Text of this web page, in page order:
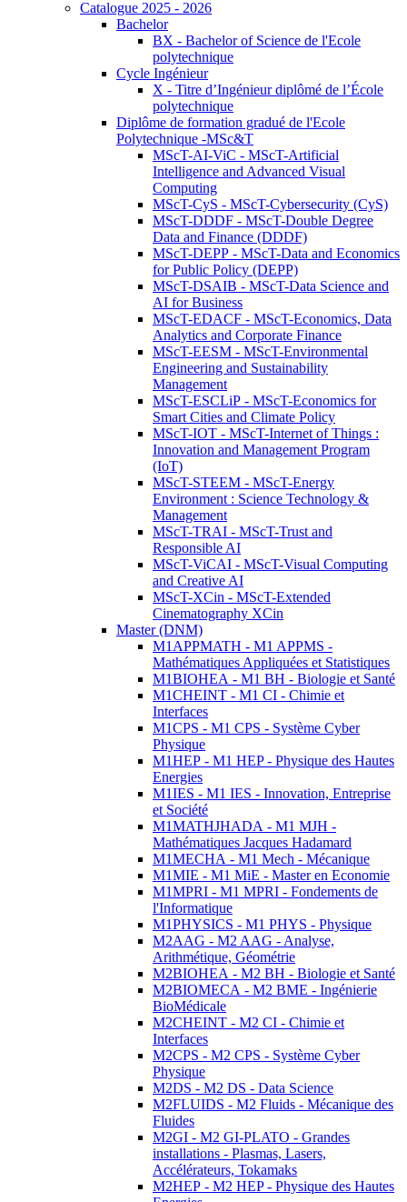
Catalogue 2025 - 2026
Bachelor
BX - Bachelor of Science de l'Ecole
polytechnique
Cycle Ingénieur
X - Titre d’Ingénieur diplômé de l’École
polytechnique
Diplôme de formation gradué de l'Ecole
Polytechnique -MSc&T
MScT-AI-ViC - MScT-Artificial
Intelligence and Advanced Visual
Computing
MScT-CyS - MScT-Cybersecurity (CyS)
MScT-DDDF - MScT-Double Degree
Data and Finance (DDDF)
MScT-DEPP - MScT-Data and Economics
for Public Policy (DEPP)
MScT-DSAIB - MScT-Data Science and
AI for Business
MScT-EDACF - MScT-Economics, Data
Analytics and Corporate Finance
MScT-EESM - MScT-Environmental
Engineering and Sustainability
Management
MScT-ESCLiP - MScT-Economics for
Smart Cities and Climate Policy
MScT-IOT - MScT-Internet of Things :
Innovation and Management Program
(IoT)
MScT-STEEM - MScT-Energy
Environment : Science Technology &
Management
MScT-TRAI - MScT-Trust and
Responsible AI
MScT-ViCAI - MScT-Visual Computing
and Creative AI
MScT-XCin - MScT-Extended
Cinematography XCin
Master (DNM)
M1APPMATH - M1 APPMS -
Mathématiques Appliquées et Statistiques
M1BIOHEA - M1 BH - Biologie et Santé
M1CHEINT - M1 CI - Chimie et
Interfaces
M1CPS - M1 CPS - Système Cyber
Physique
M1HEP - M1 HEP - Physique des Hautes
Energies
M1IES - M1 IES - Innovation, Entreprise
et Société
M1MATHJHADA - M1 MJH -
Mathématiques Jacques Hadamard
M1MECHA - M1 Mech - Mécanique
M1MIE - M1 MiE - Master en Economie
M1MPRI - M1 MPRI - Fondements de
l'Informatique
M1PHYSICS - M1 PHYS - Physique
M2AAG - M2 AAG - Analyse,
Arithmétique, Géométrie
M2BIOHEA - M2 BH - Biologie et Santé
M2BIOMECA - M2 BME - Ingénierie
BioMédicale
M2CHEINT - M2 CI - Chimie et
Interfaces
M2CPS - M2 CPS - Système Cyber
Physique
M2DS - M2 DS - Data Science
M2FLUIDS - M2 Fluids - Mécanique des
Fluides
M2GI - M2 GI-PLATO - Grandes
installations - Plasmas, Lasers,
Accélérateurs, Tokamaks
M2HEP - M2 HEP - Physique des Hautes